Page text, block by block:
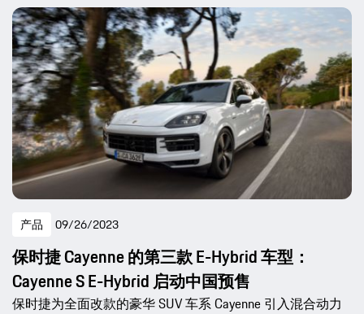
产品 09/26/2023
保时捷 Cayenne 的第三款 E-Hybrid 车型：
Cayenne S E-Hybrid 启动中国预售
保时捷为全面改款的豪华 SUV 车系 Cayenne 引入混合动力